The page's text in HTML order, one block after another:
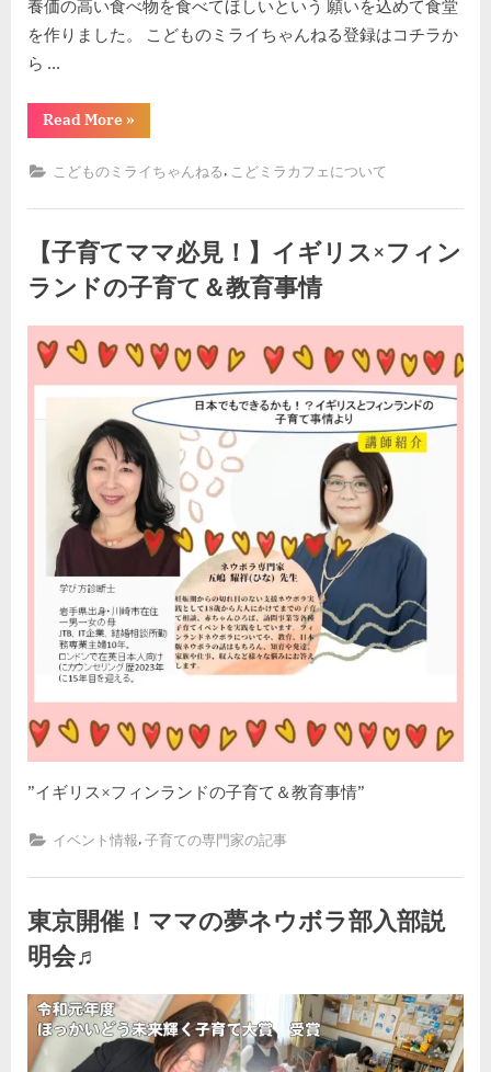
養価の高い食べ物を食べてほしいという 願いを込めて食堂
を作りました。 こどものミライちゃんねる登録はコチラか
ら …
Read More“栄
養
点
の
ど
の
ミ
ラ
イ
食
り
ま
»
こどものミライちゃんねる, こどミラカフェについて
【子育てママ必見！】イギリス×フィン
ランドの子育て＆教育事情
Posted
on
2023年9月8日
By
kodomira-cafe-admin
”イギリス×フィンランドの子育て＆教育事情”
イベント情報,子育ての専門家の記事
東京開催！ママの夢ネウボラ部入部説
明会♬
Posted
on
2023年6月26日
By
kodomira-cafe-admin
東
京
開
催！
コメントはまだありません